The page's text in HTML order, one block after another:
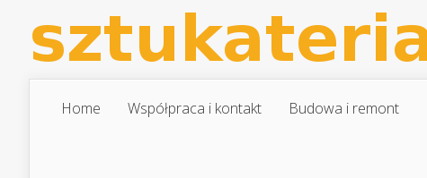
Home Współpraca i kontakt Budowa i remont